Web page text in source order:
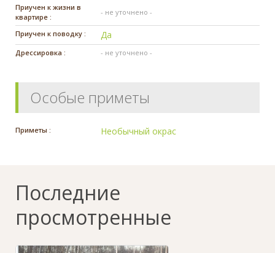
Приучен к жизни в
квартире :
- не уточнено -
Приучен к поводку : Да
Дрессировка : - не уточнено -
Особые приметы
Приметы : Необычный окрас
Последние
просмотренные